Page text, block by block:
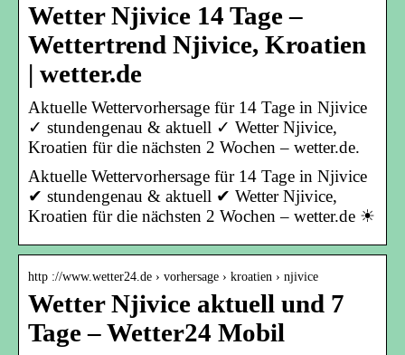
Wetter Njivice 14 Tage –
Wettertrend Njivice, Kroatien
| wetter.de
Aktuelle Wettervorhersage für 14 Tage in Njivice
✓ stundengenau & aktuell ✓ Wetter Njivice,
Kroatien für die nächsten 2 Wochen – wetter.de.
Aktuelle Wettervorhersage für 14 Tage in Njivice
✔ stundengenau & aktuell ✔ Wetter Njivice,
Kroatien für die nächsten 2 Wochen – wetter.de ☀
http ://www.wetter24.de › vorhersage › kroatien › njivice
Wetter Njivice aktuell und 7
Tage – Wetter24 Mobil